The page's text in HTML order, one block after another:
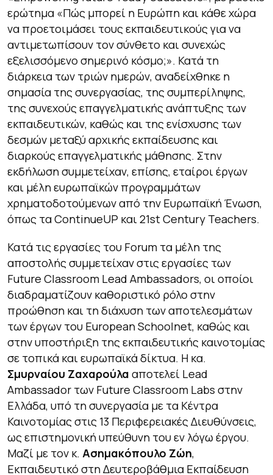
ερώτημα «Πώς μπορεί η Ευρώπη και κάθε χώρα
να προετοιμάσει τους εκπαιδευτικούς για να
αντιμετωπίσουν τον σύνθετο και συνεχώς
εξελισσόμενο σημερινό κόσμο;». Κατά τη
διάρκεια των τριών ημερών, αναδείχθηκε η
σημασία της συνεργασίας, της συμπερίληψης,
της συνεχούς επαγγελματικής ανάπτυξης των
εκπαιδευτικών, καθώς και της ενίσχυσης των
δεσμών μεταξύ αρχικής εκπαίδευσης και
διαρκούς επαγγελματικής μάθησης. Στην
εκδήλωση συμμετείχαν, επίσης, εταίροι έργων
και μέλη ευρωπαϊκών προγραμμάτων
χρηματοδοτούμενων από την Ευρωπαϊκή Ένωση,
όπως τα ContinueUP και 21st Century Teachers.
Κατά τις εργασίες του Forum τα μέλη της
αποστολής συμμετείχαν στις εργασίες των
Future Classroom Lead Ambassadors, οι οποίοι
διαδραματίζουν καθοριστικό ρόλο στην
προώθηση και τη διάχυση των αποτελεσμάτων
των έργων του European Schoolnet, καθώς και
στην υποστήριξη της εκπαιδευτικής καινοτομίας
σε τοπικά και ευρωπαϊκά δίκτυα. Η κα.
Σμυρναίου Ζαχαρούλα αποτελεί Lead
Ambassador των Future Classroom Labs στην
Ελλάδα, υπό τη συνεργασία με τα Κέντρα
Καινοτομίας στις 13 Περιφερειακές Διευθύνσεις,
ως επιστημονική υπεύθυνη του εν λόγω έργου.
Μαζί με τον κ. Ασημακόπουλο Ζώη,
Εκπαιδευτικό στη Δευτεροβάθμια Εκπαίδευση